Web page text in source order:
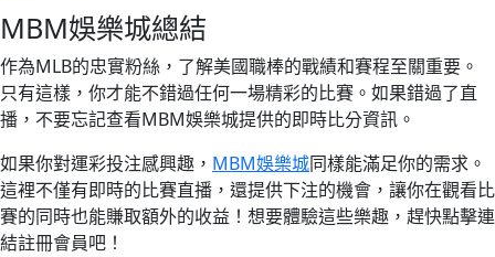
MBM娛樂城總結
作為MLB的忠實粉絲，了解美國職棒的戰績和賽程至關重要。
只有這樣，你才能不錯過任何一場精彩的比賽。如果錯過了直
播，不要忘記查看MBM娛樂城提供的即時比分資訊。
如果你對運彩投注感興趣， MBM娛樂城同樣能滿足你的需求。
這裡不僅有即時的比賽直播，還提供下注的機會，讓你在觀看比
賽的同時也能賺取額外的收益！想要體驗這些樂趣，趕快點擊連
結註冊會員吧！